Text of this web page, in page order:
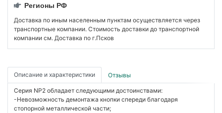
Регионы РФ
Доставка по иным населенным пунктам осуществляется через
транспортные компании. Стоимость доставки до транспортной
компании см. Доставка по г.Псков
Описание и характеристики Отзывы
Серия NP2 обладает следующими достоинствами:
-Невозможность демонтажа кнопки спереди благодаря
стопорной металлической части;